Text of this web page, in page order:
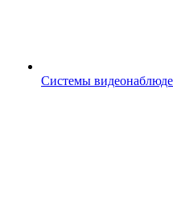
Системы